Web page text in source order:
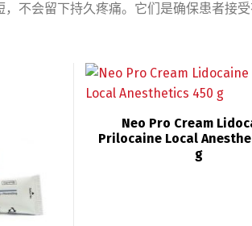
不会留下持久疼痛。它们是确保患者接
Neo Pro Cream
Prilocaine Local
g